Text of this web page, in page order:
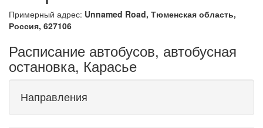
Примерный адрес: Unnamed Road, Тюменская область,
Россия, 627106
Расписание автобусов, автобусная
остановка, Карасье
Направления